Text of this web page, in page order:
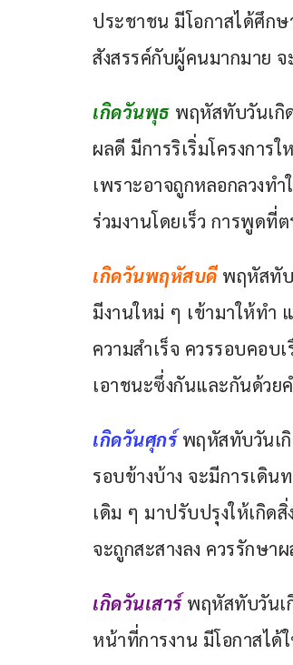
ประชาชน มีโอกาสได้ศึก
สังสรรค์กับผู้คนมากมาย จ
เกิดวันพุธ พฤหัสทับวันเกิ
ผลดี มีการริเริ่มโครงการ
เพราะอาจถูกหลอกลวงท
ร่วมงานโดยเร็ว การพูดที่
เกิดวันพฤหัสบดี พฤหัสทับ
มีงานใหม่ ๆ เข้ามาให้ทำ
ความสำเร็จ ควรรอบคอบ
เอาชนะซึ่งกันและกันด้วย
เกิดวันศุกร์ พฤหัสทับวันเ
รอบข้างบ้าง จะมีการเดิ
เดิม ๆ มาปรับปรุงให้เกิด
จะถูกสะสางลง ควรรักษา
เกิดวันเสาร์ พฤหัสทับวันเ
หน้าที่การงาน มีโอกาสได้